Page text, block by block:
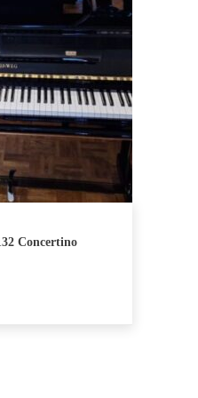
Concertino